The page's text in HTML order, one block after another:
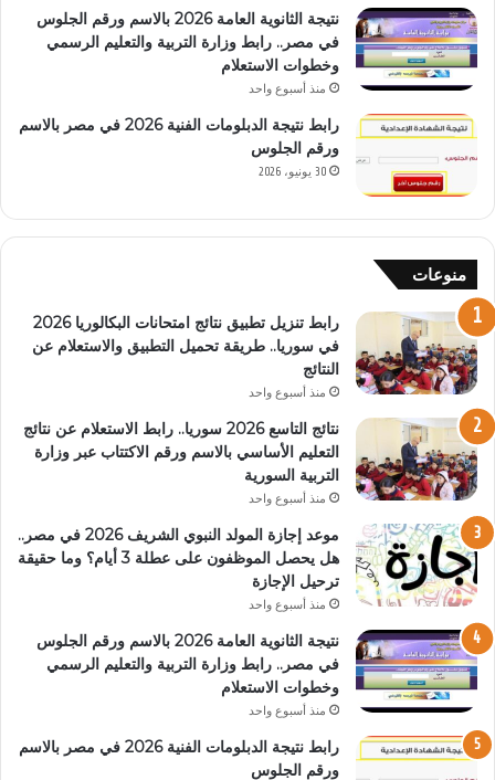
نتيجة الثانوية العامة 2026 بالاسم ورقم الجلوس
في مصر.. رابط وزارة التربية والتعليم الرسمي
وخطوات الاستعلام
منذ أسبوع واحد
رابط نتيجة الدبلومات الفنية 2026 في مصر بالاسم
ورقم الجلوس
30 يونيو، 2026
منوعات
رابط تنزيل تطبيق نتائج امتحانات البكالوريا 2026
في سوريا.. طريقة تحميل التطبيق والاستعلام عن
النتائج
منذ أسبوع واحد
نتائج التاسع 2026 سوريا.. رابط الاستعلام عن نتائج
التعليم الأساسي بالاسم ورقم الاكتتاب عبر وزارة
التربية السورية
منذ أسبوع واحد
موعد إجازة المولد النبوي الشريف 2026 في مصر..
هل يحصل الموظفون على عطلة 3 أيام؟ وما حقيقة
ترحيل الإجازة
منذ أسبوع واحد
نتيجة الثانوية العامة 2026 بالاسم ورقم الجلوس
في مصر.. رابط وزارة التربية والتعليم الرسمي
وخطوات الاستعلام
منذ أسبوع واحد
رابط نتيجة الدبلومات الفنية 2026 في مصر بالاسم
ورقم الجلوس